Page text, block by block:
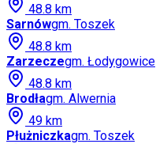
48.8 km
Sarnówgm. Toszek
48.8 km
Zarzeczegm. Łodygowice
48.8 km
Brodłagm. Alwernia
49 km
Płużniczkagm. Toszek